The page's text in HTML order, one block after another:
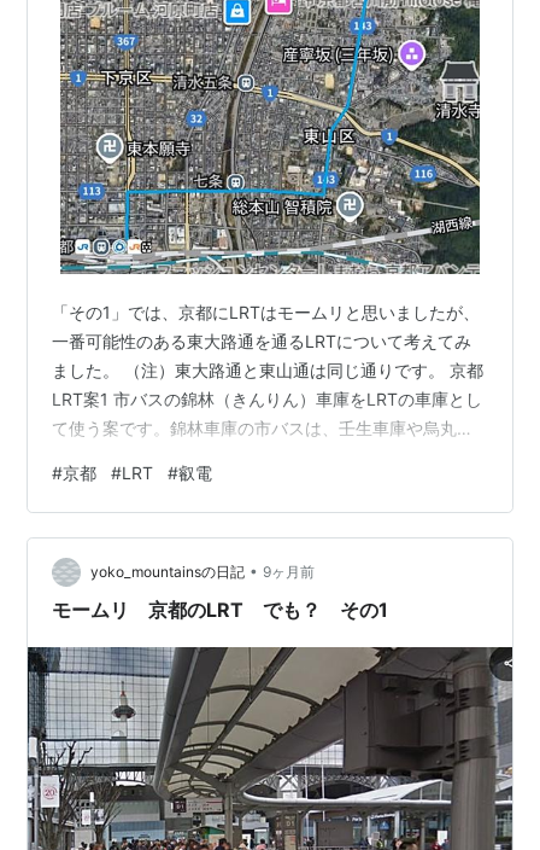
「その1」では、京都にLRTはモームリと思いましたが、
一番可能性のある東大路通を通るLRTについて考えてみ
ました。 （注）東大路通と東山通は同じ通りです。 京都
LRT案1 市バスの錦林（きんりん）車庫をLRTの車庫とし
て使う案です。錦林車庫の市バスは、壬生車庫や烏丸車
せんが。 この案では、京都駅から烏丸通を400ｍほど北
に進み、七條通りで右折する。七條通りを1Kmほど東へ
進み、東大路通に左折して北に向かう。本当は、駅前の
塩小路通りを真っ直ぐ東に進みたいところですが、塩小
路通りは途中から道が細くなるので、残念ながら使えな
#京都 #LRT #叡電
yoko_mountainsの日記 • 9ヶ月前
モームリ 京都のLRT でも？ その1